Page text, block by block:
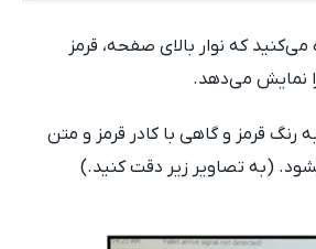
که نوار بالای صفحه، قرمز
نمایش می‌دهد.
رنگ قرمز و گاهی با کادر قرمز و متن